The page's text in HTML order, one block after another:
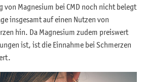
von Magnesium bei CMD noch nicht belegt
insgesamt auf einen Nutzen von
hin. Da Magnesium zudem preiswert
ist, ist die Einnahme bei Schmerzen